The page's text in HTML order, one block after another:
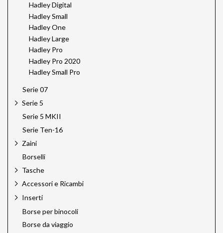
Hadley Digital
Hadley Small
Hadley One
Hadley Large
Hadley Pro
Hadley Pro 2020
Hadley Small Pro
Serie 07
Serie 5
Serie 5 MKII
Serie Ten-16
Zaini
Borselli
Tasche
Accessori e Ricambi
Inserti
Borse per binocoli
Borse da viaggio